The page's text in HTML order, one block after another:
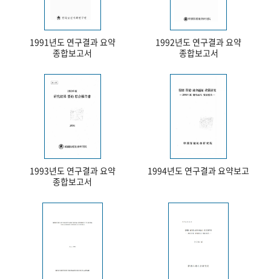
1991년도 연구결과 요약
종합보고서
1992년도 연구결과 요약
종합보고서
1993년도 연구결과 요약
종합보고서
1994년도 연구결과 요약보고